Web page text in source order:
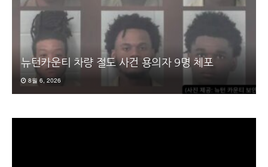
뉴턴카운티 차량 절도 사건 용의자 9명 체포
8월 6, 2026